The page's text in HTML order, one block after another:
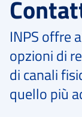
INPS offre
opzioni di
di canali
quello più